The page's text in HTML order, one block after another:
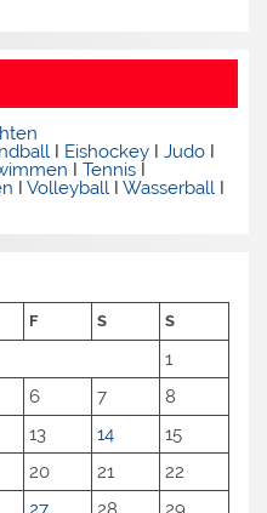
I Eishockey IJudo I
ITennis I
IVolleyball IWasserball I
F S S
1
6 7
8
13 14
15
20 21
22